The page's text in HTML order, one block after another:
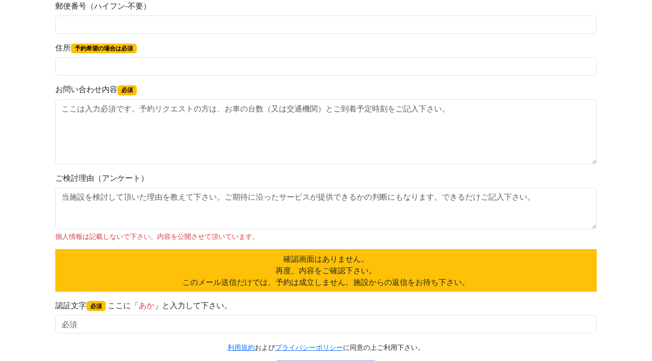
郵便番号（ハイフン-不要）
住所 予約希望の場合は必須
お問い合わせ内容 必須
ご検討理由（アンケート）
個人情報は記載しないで下さい。内容を公開させて頂いています。
確認画面はありません。
再度、内容をご確認下さい。
このメール送信だけでは、予約は成立しません。施設からの返信をお待ち下さい。
認証文字 必須 ここに「あか」と入力して下さい。
利用規約およびプライバシーポリシーに同意の上ご利用下さい。